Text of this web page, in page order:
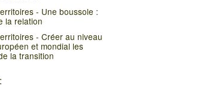
- Une boussole :
la relation
- Créer au niveau
et mondial les
la transition